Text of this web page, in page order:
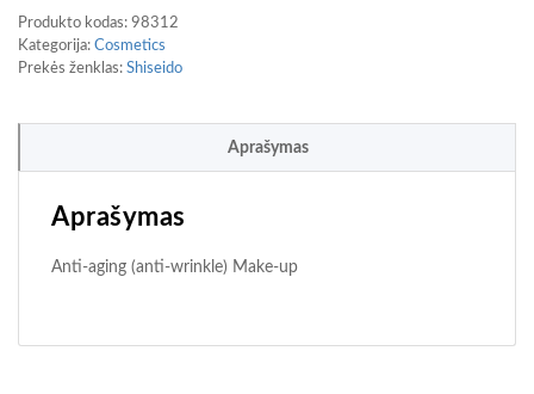
Produkto kodas: 98312
Kategorija: Cosmetics
Prekės ženklas: Shiseido
Aprašymas
Aprašymas
Anti-aging (anti-wrinkle) Make-up